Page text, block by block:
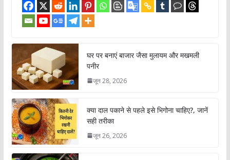
घर पर बनाएं बाजार जैसा मुलायम और मखमली
पनीर
जून 28, 2026
क्या दाल पकाने से पहले इसे भिगोना चाहिए?, जानें
सही तरीका
जून 26, 2026